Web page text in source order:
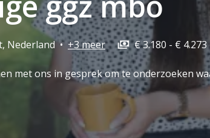
, Nederland • +3 meer € 3.180 - €
met ons in gesprek om te onderzoeken